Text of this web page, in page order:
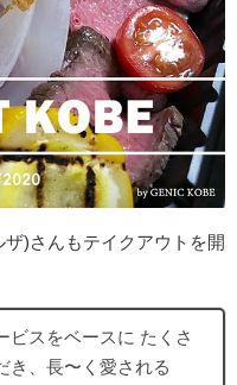
)さんもテイクアウトを開
ビスをベースに たくさ
き、長〜く愛される